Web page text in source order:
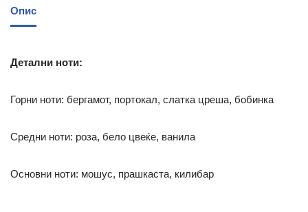
Опис
Детални ноти:
Горни ноти: бергамот, портокал, слатка цреша, бобинка
Средни ноти: роза, бело цвеќе, ванила
Основни ноти: мошус, прашкаста, килибар